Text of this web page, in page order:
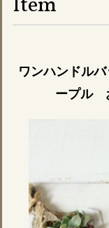
ワンハンドル
ープル